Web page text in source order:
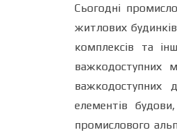
Сьогодні
житлових
комплексів та
важкодоступних
важкодоступних
елементів
промислового